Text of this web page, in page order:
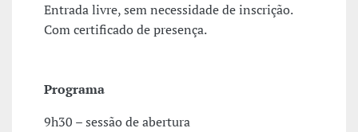
Entrada livre, sem necessidade de inscrição.
Com certificado de presença.
Programa
9h30 – sessão de abertura